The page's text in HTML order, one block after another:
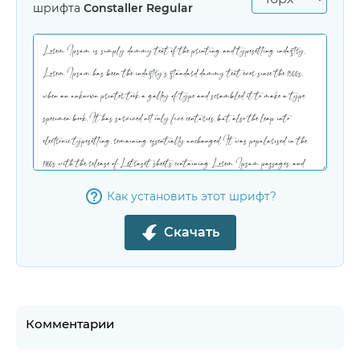
шрифта Constaller Regular
Как установить этот шрифт?
Скачать
Комментарии